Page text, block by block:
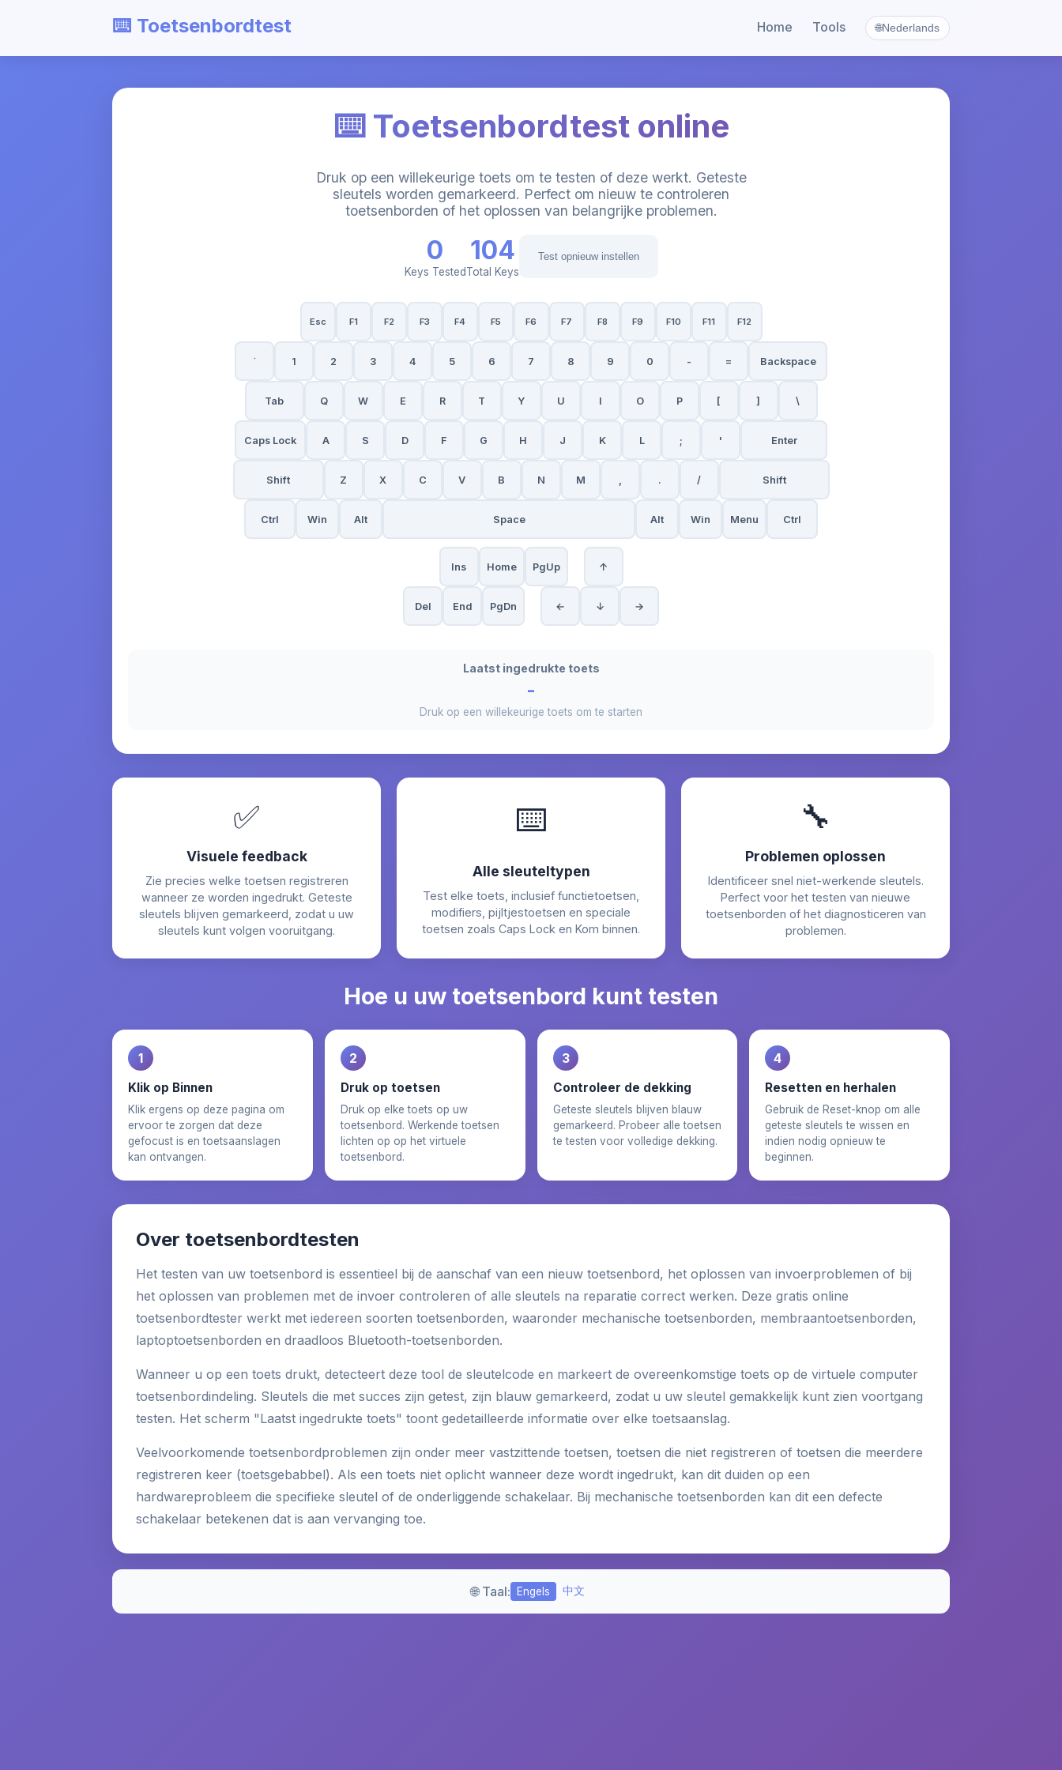
⌨️ Toetsenbordtest Home Tools 🌐Nederlands
⌨️ Toetsenbordtest online
Druk op een willekeurige toets om te testen of deze werkt. Geteste
sleutels worden gemarkeerd. Perfect om nieuw te controleren
toetsenborden of het oplossen van belangrijke problemen.
0
Keys Tested
104
Total Keys
Test opnieuw instellen
Esc F1 F2 F3 F4 F5 F6 F7 F8 F9 F10 F11 F12
` 1 2 3 4 5 6 7 8 9 0 - = Backspace
Tab Q W E R T Y U I O P [ ] \
Caps Lock A S D F G H J K L ; ' Enter
Shift Z X C V B N M . / Shift
Ctrl Win Alt Space Alt Win Menu Ctrl
Ins Home PgUp ↑
Del End PgDn ← ↓ →
Laatst ingedrukte toets
-
Druk op een willekeurige toets om te starten
✅
Visuele feedback
Zie precies welke toetsen registreren
wanneer ze worden ingedrukt. Geteste
sleutels blijven gemarkeerd, zodat u uw
sleutels kunt volgen vooruitgang.
⌨️
Alle sleuteltypen
Test elke toets, inclusief functietoetsen,
modifiers, pijltjestoetsen en speciale
toetsen zoals Caps Lock en Kom binnen.
🔧
Problemen oplossen
Identificeer snel niet-werkende sleutels.
Perfect voor het testen van nieuwe
toetsenborden of het diagnosticeren van
problemen.
Hoe u uw toetsenbord kunt testen
1
Klik op Binnen
Klik ergens op deze pagina om
ervoor te zorgen dat deze
gefocust is en toetsaanslagen
kan ontvangen.
2
Druk op toetsen
Druk op elke toets op uw
toetsenbord. Werkende toetsen
lichten op op het virtuele
toetsenbord.
3
Controleer de dekking
Geteste sleutels blijven blauw
gemarkeerd. Probeer alle toetsen
te testen voor volledige dekking.
4
Resetten en herhalen
Gebruik de Reset-knop om alle
geteste sleutels te wissen en
indien nodig opnieuw te
beginnen.
Over toetsenbordtesten
Het testen van uw toetsenbord is essentieel bij de aanschaf van een nieuw toetsenbord, het oplossen van invoerproblemen of bij
het oplossen van problemen met de invoer controleren of alle sleutels na reparatie correct werken. Deze gratis online
toetsenbordtester werkt met iedereen soorten toetsenborden, waaronder mechanische toetsenborden, membraantoetsenborden,
laptoptoetsenborden en draadloos Bluetooth-toetsenborden.
Wanneer u op een toets drukt, detecteert deze tool de sleutelcode en markeert de overeenkomstige toets op de virtuele computer
toetsenbordindeling. Sleutels die met succes zijn getest, zijn blauw gemarkeerd, zodat u uw sleutel gemakkelijk kunt zien voortgang
testen. Het scherm "Laatst ingedrukte toets" toont gedetailleerde informatie over elke toetsaanslag.
Veelvoorkomende toetsenbordproblemen zijn onder meer vastzittende toetsen, toetsen die niet registreren of toetsen die meerdere
registreren keer (toetsgebabbel). Als een toets niet oplicht wanneer deze wordt ingedrukt, kan dit duiden op een
hardwareprobleem die specifieke sleutel of de onderliggende schakelaar. Bij mechanische toetsenborden kan dit een defecte
schakelaar betekenen dat is aan vervanging toe.
🌐 Taal: Engels 中文